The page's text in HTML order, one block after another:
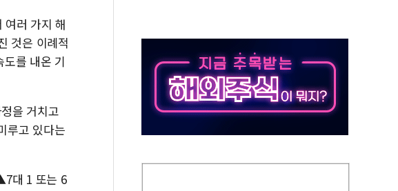
코 항공편 주10회로 확대…신규 항공사 진입길 열려
축은행, 최고 연 7.7% '생활파킹통장' 출시
간선거 '색깔론' 덧씌우는 트럼프...당내선 "안 먹힌다" 균열
훈부, 내년 워싱턴서 첫 '국제보훈컨퍼런스'… 한미동맹 상징성 부각
전선, 싱가포르 도시철도 전력망 구축 계약
식, '부산 돌려차기' 부적절 발언 논란 사과…"재발 방지 모든 조치"
러 가지 해
것은 이례적
를 내온 기
을 거치고
루고 있다는
대 1 또는 6